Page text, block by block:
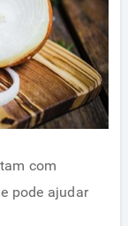
com
pode ajudar